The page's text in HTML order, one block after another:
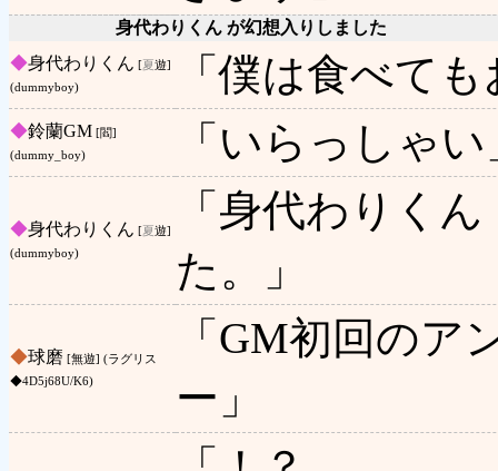
身代わりくん が幻想入りしました
◆身代わりくん [夏遊]
(dummyboy)
「僕は食べて
◆鈴蘭GM [閻]
(dummy_boy)
「いらっしゃい
◆身代わりくん [夏遊]
(dummyboy)
「身代わりく
た。」
◆球磨 [無遊] (ラグリス
◆4D5j68U/K6)
「GM初回のア
ー」